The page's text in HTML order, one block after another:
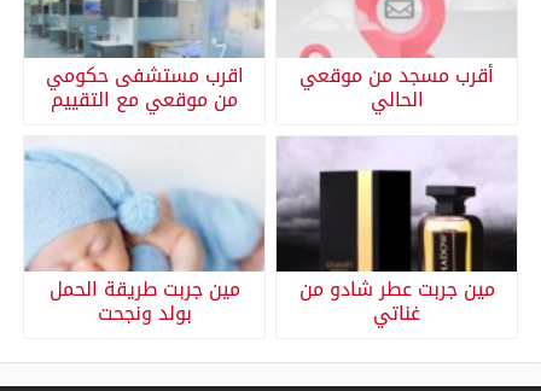
أقرب مسجد من موقعي
الحالي
اقرب مستشفى حكومي
من موقعي مع التقييم
مين جربت عطر شادو من
غناتي
مين جربت طريقة الحمل
بولد ونجحت